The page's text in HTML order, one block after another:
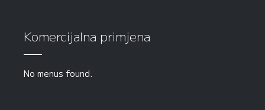
Komercijalna primjena
No menus found.